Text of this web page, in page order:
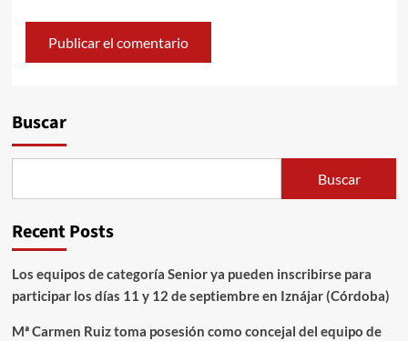
Buscar
Buscar
Recent Posts
Los equipos de categoría Senior ya pueden inscribirse para
participar los días 11 y 12 de septiembre en Iznájar (Córdoba)
Mª Carmen Ruiz toma posesión como concejal del equipo de